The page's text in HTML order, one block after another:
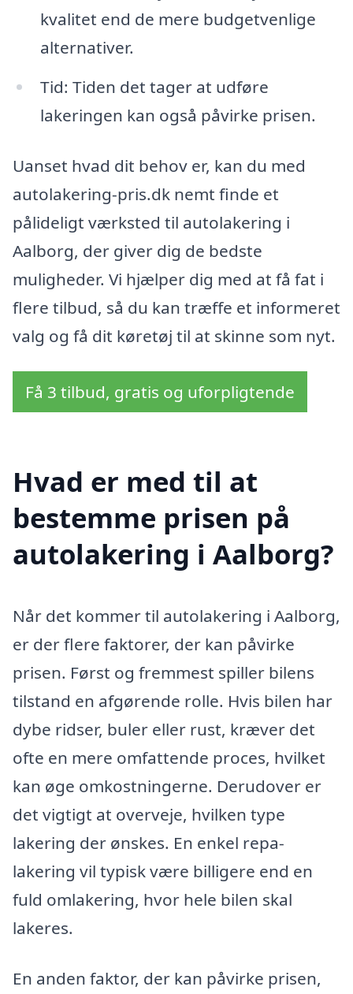
kvalitet end de mere budgetvenlige
alternativer.
Tid: Tiden det tager at udføre
lakeringen kan også påvirke prisen.
Uanset hvad dit behov er, kan du med
autolakering-pris.dk nemt finde et
pålideligt værksted til autolakering i
Aalborg, der giver dig de bedste
muligheder. Vi hjælper dig med at få fat i
flere tilbud, så du kan træffe et informeret
valg og få dit køretøj til at skinne som nyt.
Få 3 tilbud, gratis og uforpligtende
Hvad er med til at
bestemme prisen på
autolakering i Aalborg?
Når det kommer til autolakering i Aalborg,
er der flere faktorer, der kan påvirke
prisen. Først og fremmest spiller bilens
tilstand en afgørende rolle. Hvis bilen har
dybe ridser, buler eller rust, kræver det
ofte en mere omfattende proces, hvilket
kan øge omkostningerne. Derudover er
det vigtigt at overveje, hvilken type
lakering der ønskes. En enkel repa-
lakering vil typisk være billigere end en
fuld omlakering, hvor hele bilen skal
lakeres.
En anden faktor, der kan påvirke prisen,